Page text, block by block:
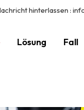
hinterlassen :
Lösung Fall